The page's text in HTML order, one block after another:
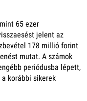
65 ezer
jelent az
178 millió forint
mutat. A számok
periódusba lépett,
korábbi sikerek